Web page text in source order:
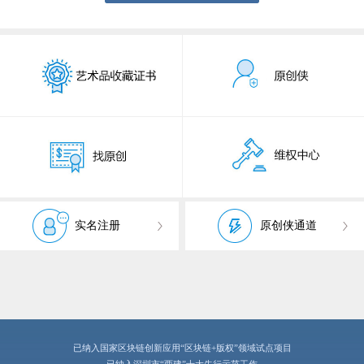
实名注册 原创侠通道
已纳入国家区块链创新应用“区块链+版权”领域试点项目